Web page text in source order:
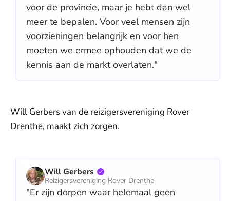
voor de provincie, maar je hebt dan wel
meer te bepalen. Voor veel mensen zijn
voorzieningen belangrijk en voor hen
moeten we ermee ophouden dat we de
kennis aan de markt overlaten."
Will Gerbers van de reizigersvereniging Rover
Drenthe, maakt zich zorgen.
Will Gerbers
Reizigersvereniging Rover Drenthe
"Er zijn dorpen waar helemaal geen